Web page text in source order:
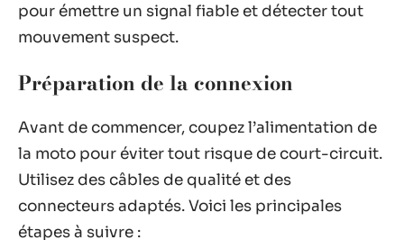
pour émettre un signal fiable et détecter tout
mouvement suspect.
Préparation de la connexion
Avant de commencer, coupez l’alimentation de
la moto pour éviter tout risque de court-circuit.
Utilisez des câbles de qualité et des
connecteurs adaptés. Voici les principales
étapes à suivre :